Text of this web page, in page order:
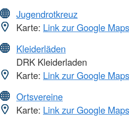
Jugendrotkreuz
Karte: Link zur Google
Kleiderläden
DRK Kleiderladen
Karte: Link zur Google
Ortsvereine
Karte: Link zur Google